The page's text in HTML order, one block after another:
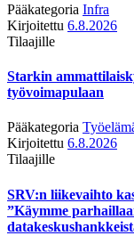
Pääkategoria Infra
Kirjoitettu 6.8.2026
Tilaajille
Starkin
työvoimapulaan
Pääkategoria
Kirjoitettu 6.8.2026
Tilaajille
SRV:n liikevaihto
”Käymme